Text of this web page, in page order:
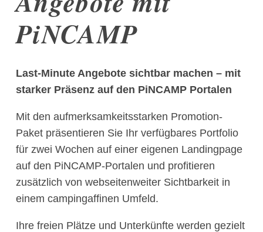
PiNCAMP
Last-Minute Angebote sichtbar machen – mit
starker Präsenz auf den PiNCAMP Portalen
Mit den aufmerksamkeitsstarken Promotion-
Paket präsentieren Sie Ihr verfügbares Portfolio
für zwei Wochen auf einer eigenen Landingpage
auf den PiNCAMP-Portalen und profitieren
zusätzlich von webseitenweiter Sichtbarkeit in
einem campingaffinen Umfeld.
Ihre freien Plätze und Unterkünfte werden gezielt